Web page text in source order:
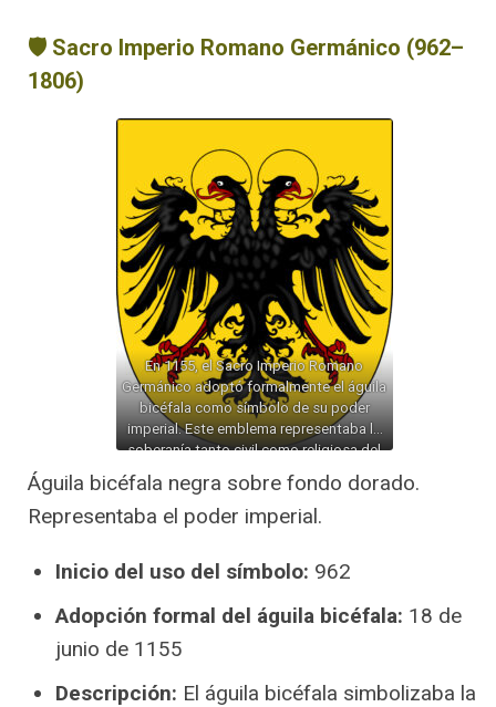
🛡️ Sacro Imperio Romano Germánico (962–
1806)
En 1155, el Sacro Imperio Romano
Germánico adoptó formalmente el águila
bicéfala como símbolo de su poder
imperial. Este emblema representaba la
soberanía tanto civil como religiosa del
dos frentes.
Águila bicéfala negra sobre fondo dorado.
Representaba el poder imperial.
Inicio del uso del símbolo: 962
Adopción formal del águila bicéfala: 18 de
junio de 1155
Descripción: El águila bicéfala simbolizaba la